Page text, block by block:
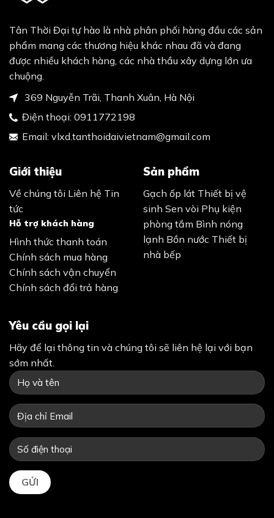
Tân Thời Đại tự hào là nhà phân phối hàng đầu các sản
phẩm mang các thương hiệu khác nhau đã và đang
được nhiều khách hàng, các nhà thầu xây dựng lớn ưa
chuộng.
369 Nguyễn Trãi, Thanh Xuân, Hà Nội
Điện thoại: 0911772198
Email: vlxd.tanthoidaivietnam@gmail.com
Giới thiệu
Về chúng tôi Liên hệ Tin
tức
Hỗ trợ khách hàng
Hình thức thanh toán
Chính sách mua hàng
Chính sách vận chuyển
Chính sách đổi trả hàng
Sản phẩm
Gạch ốp lát Thiết bị vệ
sinh Sen vòi Phụ kiện
phòng tắm Bình nóng
lạnh Bồn nước Thiết bị
nhà bếp
Yêu cầu gọi lại
Hãy để lại thông tin và chúng tôi sẽ liên hệ lại với bạn
sớm nhất.